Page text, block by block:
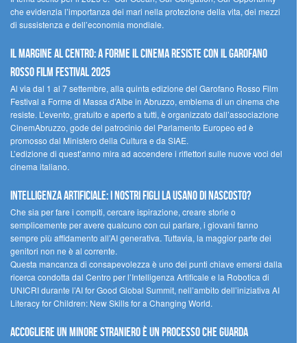
che evidenzia l’importanza dei mari nella protezione della vita, dei mezzi
di sussistenza e dell’economia mondiale.
Il margine al centro: a Forme il cinema resiste con il Garofano
Rosso Film Festival 2025
Al via dal 1 al 7 settembre, alla quinta edizione del Garofano Rosso Film
Festival a Forme di Massa d’Albe in Abruzzo, emblema di un cinema che
resiste. L’evento, gratuito e aperto a tutti, è organizzato dall’associazione
CinemAbruzzo, gode del patrocinio del Parlamento Europeo ed è
promosso dal Ministero della Cultura e da SIAE.
L’edizione di quest’anno mira ad accendere i riflettori sulle nuove voci del
cinema italiano.
Intelligenza artificiale: i nostri figli la usano di nascosto?
Che sia per fare i compiti, cercare ispirazione, creare storie o
semplicemente per avere qualcuno con cui parlare, i giovani fanno
sempre più affidamento all’AI generativa. Tuttavia, la maggior parte dei
genitori non ne è al corrente.
Questa mancanza di consapevolezza è uno dei punti chiave emersi dalla
ricerca condotta dal Centro per l’Intelligenza Artificale e la Robotica di
UNICRI durante l’AI for Good Global Summit, nell’ambito dell’iniziativa AI
Literacy for Children: New Skills for a Changing World.
Accogliere un minore straniero è un processo che guarda